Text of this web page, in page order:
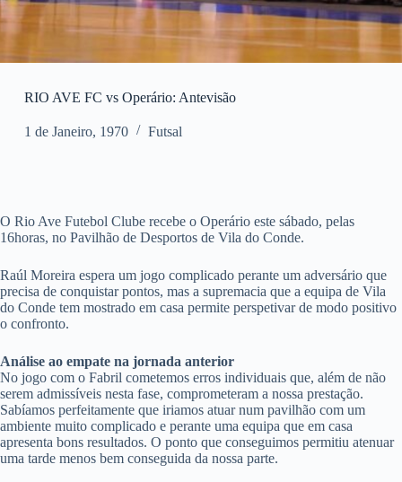
RIO AVE FC vs Operário: Antevisão
1 de Janeiro, 1970 Futsal
O Rio Ave Futebol Clube recebe o Operário este sábado, pelas
16horas, no Pavilhão de Desportos de Vila do Conde.
Raúl Moreira espera um jogo complicado perante um adversário que
precisa de conquistar pontos, mas a supremacia que a equipa de Vila
do Conde tem mostrado em casa permite perspetivar de modo positivo
o confronto.
Análise ao empate na jornada anterior
No jogo com o Fabril cometemos erros individuais que, além de não
serem admissíveis nesta fase, comprometeram a nossa prestação.
Sabíamos perfeitamente que iriamos atuar num pavilhão com um
ambiente muito complicado e perante uma equipa que em casa
apresenta bons resultados. O ponto que conseguimos permitiu atenuar
uma tarde menos bem conseguida da nossa parte.